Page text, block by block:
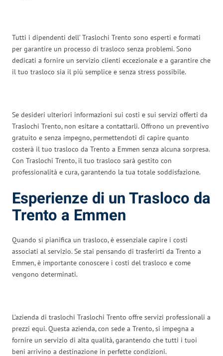
Tutti i dipendenti dell’ Traslochi Trento sono esperti e formati
per garantire un processo di trasloco senza problemi. Sono
dedicati a fornire un servizio clienti eccezionale e a garantire che
il tuo trasloco sia il più semplice e senza stress possibile.
Se desideri ulteriori informazioni sui costi e sui servizi offerti da
Traslochi Trento, non esitare a contattarli. Offrono un preventivo
gratuito e senza impegno, permettendoti di capire quanto
costerà il tuo trasloco da Trento a Emmen senza alcuna sorpresa.
Con Traslochi Trento, il tuo trasloco sarà gestito con
professionalità e cura, garantendo la tua totale soddisfazione.
Esperienze di un Trasloco da
Trento a Emmen
Quando si pianifica un trasloco, è essenziale capire i costi
associati al servizio. Se stai pensando di trasferirti da Trento a
Emmen, è importante conoscere i costi del trasloco e come
vengono determinati.
L’azienda di traslochi Traslochi Trento offre servizi professionali a
prezzi equi. Questa azienda, con sede a Trento, si impegna a
fornire un servizio di alta qualità, garantendo che tutti i tuoi
beni arrivino a destinazione in perfette condizioni.